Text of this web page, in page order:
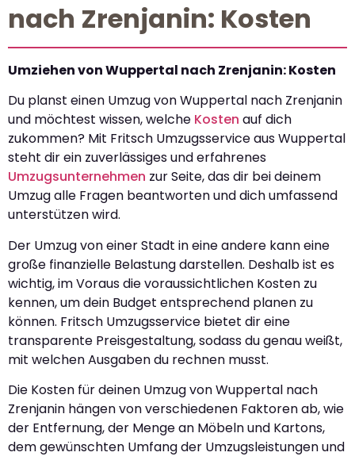
nach Zrenjanin: Kosten
Umziehen von Wuppertal nach Zrenjanin: Kosten
Du planst einen Umzug von Wuppertal nach Zrenjanin
und möchtest wissen, welche Kosten auf dich
zukommen? Mit Fritsch Umzugsservice aus Wuppertal
steht dir ein zuverlässiges und erfahrenes
Umzugsunternehmen zur Seite, das dir bei deinem
Umzug alle Fragen beantworten und dich umfassend
unterstützen wird.
Der Umzug von einer Stadt in eine andere kann eine
große finanzielle Belastung darstellen. Deshalb ist es
wichtig, im Voraus die voraussichtlichen Kosten zu
kennen, um dein Budget entsprechend planen zu
können. Fritsch Umzugsservice bietet dir eine
transparente Preisgestaltung, sodass du genau weißt,
mit welchen Ausgaben du rechnen musst.
Die Kosten für deinen Umzug von Wuppertal nach
Zrenjanin hängen von verschiedenen Faktoren ab, wie
der Entfernung, der Menge an Möbeln und Kartons,
dem gewünschten Umfang der Umzugsleistungen und